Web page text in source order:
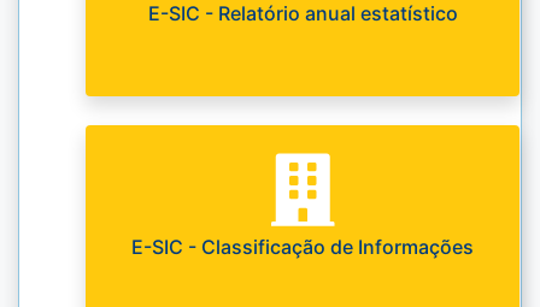
E-SIC - Relatório anual estatístico
E-SIC - Classificação de Informações